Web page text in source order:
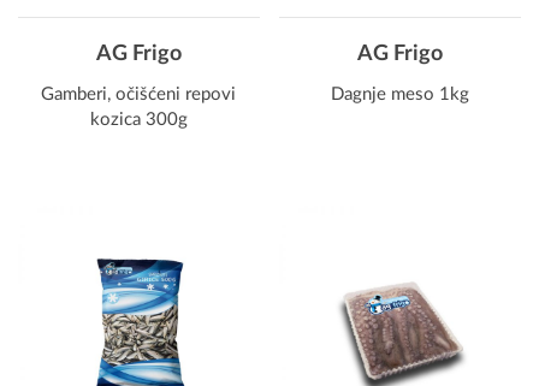
AG Frigo
Gamberi, očišćeni repovi
kozica 300g
AG Frigo
Dagnje meso 1kg